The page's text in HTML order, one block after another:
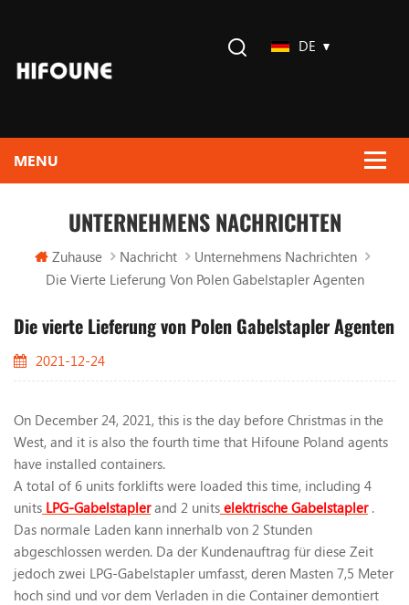
DE
UNTERNEHMENS NACHRICHTEN
Zuhause Nachricht
Unternehmens Nachrichten
Die Vierte Lieferung Von Polen Gabelstapler Agenten
Die vierte Lieferung von Polen Gabelstapler Agenten
2021-12-24
On December 24, 2021, this is the day before Christmas in the
West, and it is also the fourth time that Hifoune Poland agents
have installed containers.
A total of 6 units forklifts were loaded this time, including 4
units LPG-Gabelstaplerand 2 units elektrische Gabelstapler.
Das normale Laden kann innerhalb von 2 Stunden
abgeschlossen werden. Da der Kundenauftrag für diese Zeit
jedoch zwei LPG-Gabelstapler umfasst, deren Masten 7,5 Meter
hoch sind und vor dem Verladen in die Container demontiert